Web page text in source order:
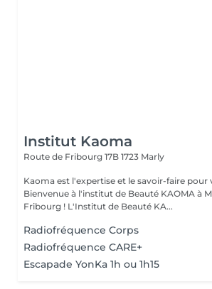
Institut Kaoma
Route de Fribourg 17B 1723 Marly
Kaoma est l'expertise et le savoir-faire pour votre peau
Bienvenue à l'institut de Beauté KAOMA à
Fribourg ! L'Institut de Beauté KA...
Radiofréquence Corps
Radiofréquence CARE+
Escapade YonKa 1h ou 1h15